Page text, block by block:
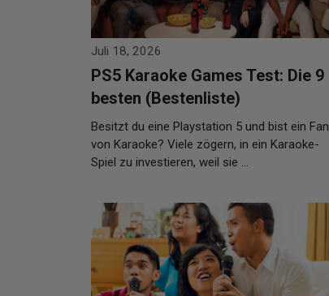
Juli 18, 2026
PS5 Karaoke Games Test: Die 9
besten (Bestenliste)
Besitzt du eine Playstation 5 und bist ein Fan
von Karaoke? Viele zögern, in ein Karaoke-
Spiel zu investieren, weil sie …
Weiterlesen…